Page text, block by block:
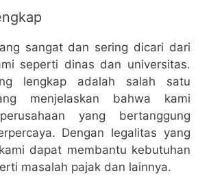
sangat dan sering dicari dari
seperti dinas dan universitas.
lengkap adalah salah satu
menjelaskan bahwa kami
yang bertanggung
Dengan legalitas yang
dapat membantu kebutuhan
masalah pajak dan lainnya.